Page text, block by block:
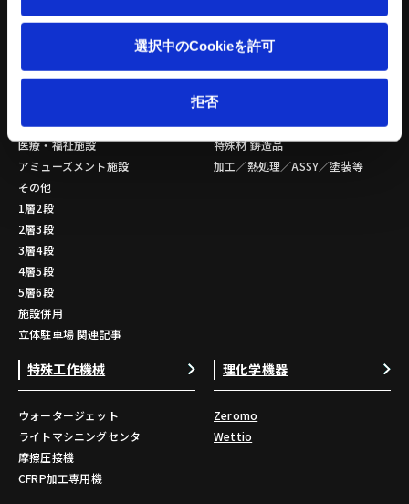
選択中のCookieを許可
拒否
公共施設
営業用
医療・福祉施設
アミューズメント施設
その他
1層2段
2層3段
3層4段
4層5段
5層6段
施設併用
立体駐車場 関連記事
金属素形材
量産品
小ロット品
複雑形状
特殊材 鋳造品
加工／熱処理／ASSY／塗装等
特殊工作機械
ウォータージェット
ライトマシニングセンタ
摩擦圧接機
CFRP加工専用機
理化学機器
Zeromo
Wettio